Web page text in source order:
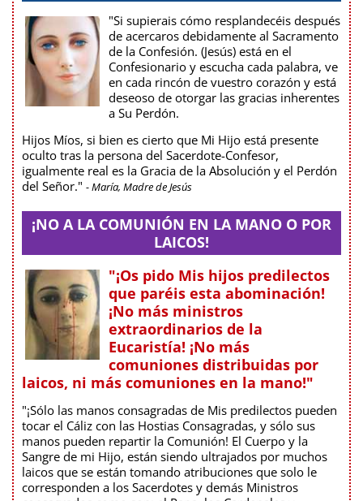
"Si supierais cómo resplandecéis después
de acercaros debidamente al Sacramento
de la Confesión. (Jesús) está en el
Confesionario y escucha cada palabra, ve
en cada rincón de vuestro corazón y está
deseoso de otorgar las gracias inherentes
a Su Perdón.
Hijos Míos, si bien es cierto que Mi Hijo está presente
oculto tras la persona del Sacerdote-Confesor,
igualmente real es la Gracia de la Absolución y el Perdón
del Señor." - María, Madre de Jesús
¡NO A LA COMUNIÓN EN LA MANO O POR
LAICOS!
"¡Os pido Mis hijos predilectos
que paréis esta abominación!
¡No más ministros
extraordinarios de la
Eucaristía! ¡No más
comuniones distribuidas por
laicos, ni más comuniones en la mano!"
"¡Sólo las manos consagradas de Mis predilectos pueden
tocar el Cáliz con las Hostias Consagradas, y sólo sus
manos pueden repartir la Comunión! El Cuerpo y la
Sangre de mi Hijo, están siendo ultrajados por muchos
laicos que se están tomando atribuciones que solo le
corresponden a los Sacerdotes y demás Ministros